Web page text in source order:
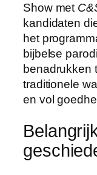
Show met
kandidaten
het
bijbelse
benadrukken
traditionele
en vol